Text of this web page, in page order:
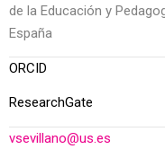
de la Educación y
España
ORCID
ResearchGate
vsevillano@us.es